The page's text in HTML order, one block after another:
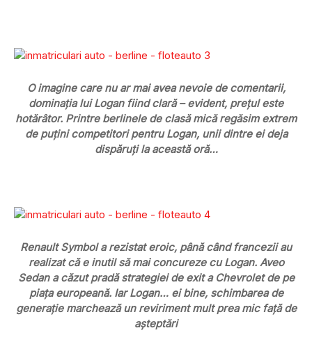
O imagine care nu ar mai avea nevoie de comentarii,
dominația lui Logan fiind clară – evident, prețul este
hotărâtor. Printre berlinele de clasă mică regăsim extrem
de puțini competitori pentru Logan, unii dintre ei deja
dispăruți la această oră…
Renault Symbol a rezistat eroic, până când francezii au
realizat că e inutil să mai concureze cu Logan. Aveo
Sedan a căzut pradă strategiei de exit a Chevrolet de pe
piața europeană. Iar Logan… ei bine, schimbarea de
generație marchează un reviriment mult prea mic față de
așteptări